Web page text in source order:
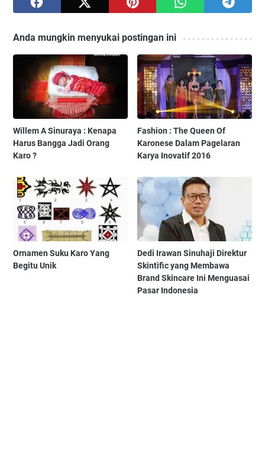
Anda mungkin menyukai postingan ini
Willem A Sinuraya : Kenapa
Harus Bangga Jadi Orang
Karo ?
Fashion : The Queen Of
Karonese Dalam Pagelaran
Karya Inovatif 2016
Ornamen Suku Karo Yang
Begitu Unik
Dedi Irawan Sinuhaji Direktur
Skintific yang Membawa
Brand Skincare Ini Menguasai
Pasar Indonesia